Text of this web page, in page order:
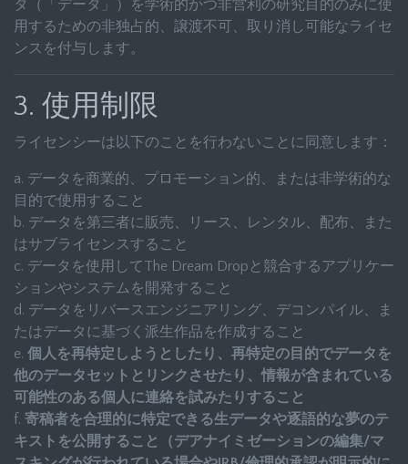
タ（「データ」）を学術的かつ非営利の研究目的のみに使
用するための非独占的、譲渡不可、取り消し可能なライセ
ンスを付与します。
3. 使用制限
ライセンシーは以下のことを行わないことに同意します：
a. データを商業的、プロモーション的、または非学術的な
目的で使用すること
b. データを第三者に販売、リース、レンタル、配布、また
はサブライセンスすること
c. データを使用してThe Dream Dropと競合するアプリケー
ションやシステムを開発すること
d. データをリバースエンジニアリング、デコンパイル、ま
たはデータに基づく派生作品を作成すること
e. 個人を再特定しようとしたり、再特定の目的でデータを
他のデータセットとリンクさせたり、情報が含まれている
可能性のある個人に連絡を試みたりすること
f. 寄稿者を合理的に特定できる生データや逐語的な夢のテ
キストを公開すること（デアナイミゼーションの編集/マ